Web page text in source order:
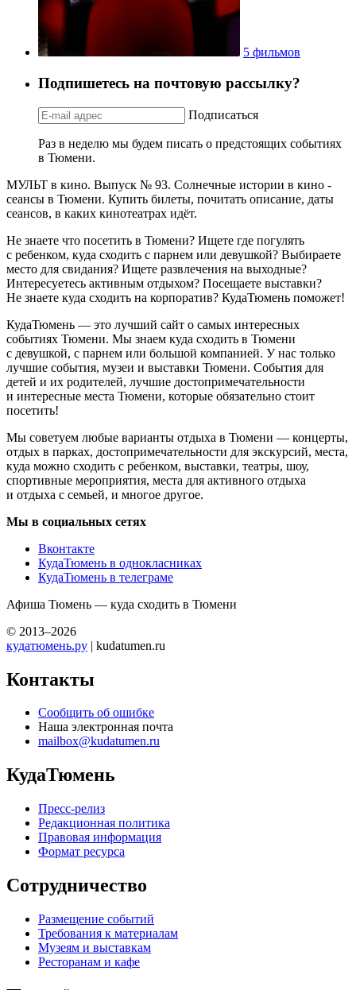
5 фильмов
Подпишетесь на почтовую рассылку?
Подписаться
Раз в неделю мы будем писать о предстоящих событиях
в Тюмени.
МУЛЬТ в кино. Выпуск № 93. Солнечные истории в кино -
сеансы в Тюмени. Купить билеты, почитать описание, даты
сеансов, в каких кинотеатрах идёт.
Не знаете что посетить в Тюмени? Ищете где погулять
с ребенком, куда сходить с парнем или девушкой? Выбираете
место для свидания? Ищете развлечения на выходные?
Интересуетесь активным отдыхом? Посещаете выставки?
Не знаете куда сходить на корпоратив? КудаТюмень поможет!
КудаТюмень — это лучший сайт о самых интересных
событиях Тюмени. Мы знаем куда сходить в Тюмени
с девушкой, с парнем или большой компанией. У нас только
лучшие события, музеи и выставки Тюмени. События для
детей и их родителей, лучшие достопримечательности
и интересные места Тюмени, которые обязательно стоит
посетить!
Мы советуем любые варианты отдыха в Тюмени — концерты,
отдых в парках, достопримечательности для экскурсий, места,
куда можно сходить с ребенком, выставки, театры, шоу,
спортивные мероприятия, места для активного отдыха
и отдыха с семьей, и многое другое.
Мы в социальных сетях
Вконтакте
КудаТюмень в однокласниках
КудаТюмень в телеграме
Афиша Тюмень — куда сходить в Тюмени
© 2013–2026
кудатюмень.ру | kudatumen.ru
Контакты
Сообщить об ошибке
Наша электронная почта
mailbox@kudatumen.ru
КудаТюмень
Пресс-релиз
Редакционная политика
Правовая информация
Формат ресурса
Сотрудничество
Размещение событий
Требования к материалам
Музеям и выставкам
Ресторанам и кафе